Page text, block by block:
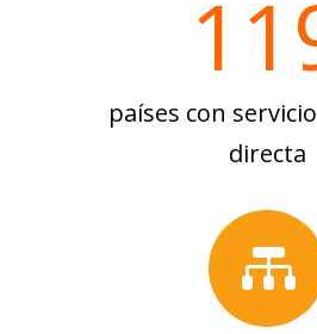
países con
directa
